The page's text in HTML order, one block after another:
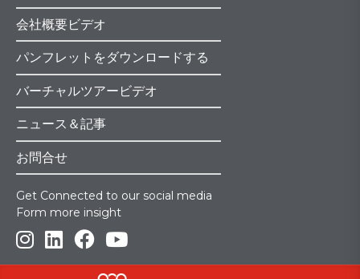
会社概要ビデオ
パンフレットをダウンロードする
バーチャルツアービデオ
ニュース＆記事
お問合せ
Get Connected to our social media
Form more insight